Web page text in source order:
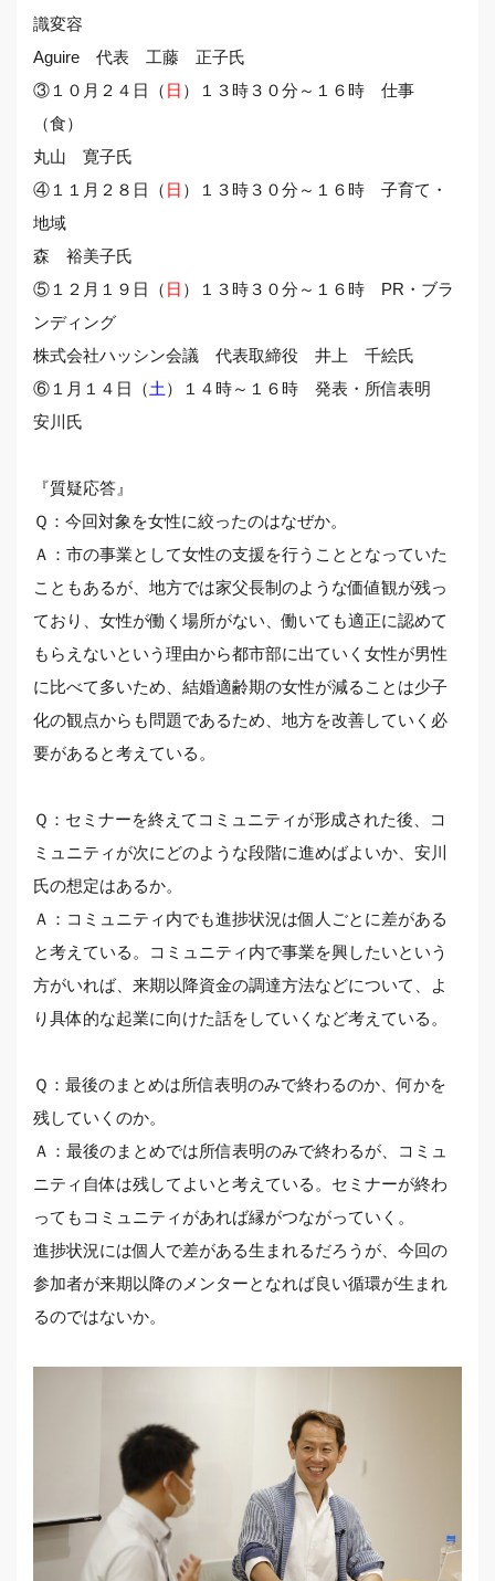
識変容
Aguire 代表 工藤 正子氏
③１０月２４日（ 日 ）１３時３０分～１６時 仕事
（食）
丸山 寛子氏
④１１月２８日（ 日 ）１３時３０分～１６時 子育て・
地域
森 裕美子氏
⑤１２月１９日（ 日 ）１３時３０分～１６時 PR・ブラ
ンディング
株式会社ハッシン会議 代表取締役 井上 千絵氏
⑥１月１４日（土 ）１４時～１６時 発表・所信表明
安川氏
『質疑応答』
Ｑ：今回対象を女性に絞ったのはなぜか。
Ａ：市の事業として女性の支援を行うこととなっていた
こともあるが、地方では家父長制のような価値観が残っ
ており、女性が働く場所がない、働いても適正に認めて
もらえないという理由から都市部に出ていく女性が男性
に比べて多いため、結婚適齢期の女性が減ることは少子
化の観点からも問題であるため、地方を改善していく必
要があると考えている。
Ｑ：セミナーを終えてコミュニティが形成された後、コ
ミュニティが次にどのような段階に進めばよいか、安川
氏の想定はあるか。
Ａ：コミュニティ内でも進捗状況は個人ごとに差がある
と考えている。コミュニティ内で事業を興したいという
方がいれば、来期以降資金の調達方法などについて、よ
り具体的な起業に向けた話をしていくなど考えている。
Ｑ：最後のまとめは所信表明のみで終わるのか、何かを
残していくのか。
Ａ：最後のまとめでは所信表明のみで終わるが、コミュ
ニティ自体は残してよいと考えている。セミナーが終わ
ってもコミュニティがあれば縁がつながっていく。
進捗状況には個人で差がある生まれるだろうが、今回の
参加者が来期以降のメンターとなれば良い循環が生まれ
るのではないか。